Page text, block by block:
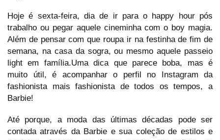
Hoje é sexta-feira, dia de ir para o happy hour pós
trabalho ou pegar aquele cineminha com o boy magia.
Além de pensar com que roupa ir na festinha de fim de
semana, na casa da sogra, ou mesmo aquele passeio
light em família.Uma dica que parece boba, mas é
muito útil, é acompanhar o perfil no Instagram da
fashionista mais fashionista de todos os tempos, a
Barbie!
Até porque, a moda das últimas décadas pode ser
contada através da Barbie e sua coleção de estilos e